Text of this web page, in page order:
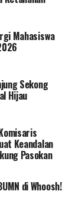
dalam
yang
lingkungan
terdapat
perusahaan
Hijau, 2031
peringkat
59
masih dalam
Mahasiswa
Sekong
Hijau
Keandalan
Pasokan
di Whoosh!